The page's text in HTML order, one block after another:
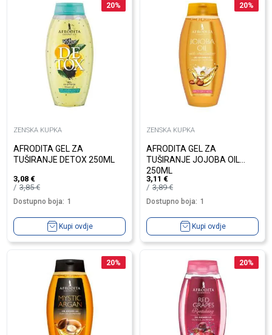
20%
ZENSKA KUPKA
AFRODITA GEL ZA
TUŠIRANJE DETOX 250ML
3,08 €
3,85€
Dostupno boja: 1
Kupi ovdje
20%
ZENSKA KUPKA
AFRODITA GEL ZA
TUŠIRANJE JOJOBA OIL
250ML
3,11 €
3,89€
Dostupno boja: 1
Kupi ovdje
20% 20%